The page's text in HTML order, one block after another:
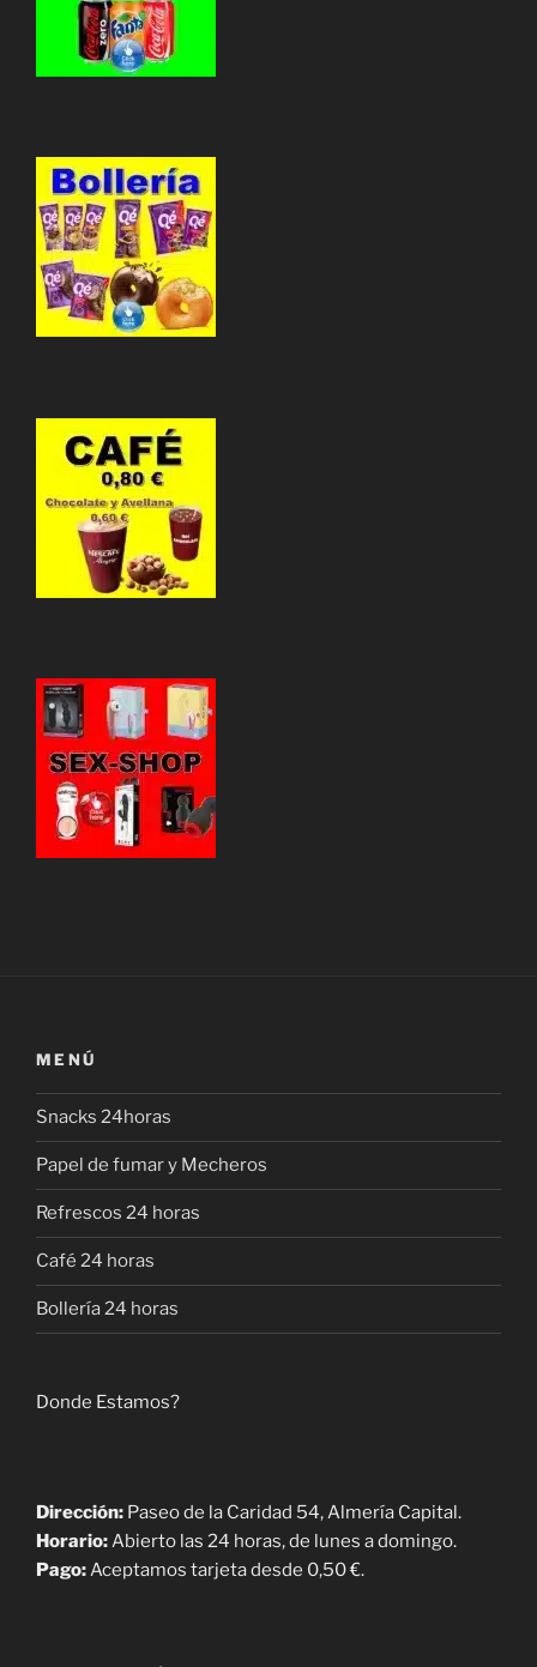
MENÚ
Snacks 24horas
Papel de fumar y Mecheros
Refrescos 24 horas
Café 24 horas
Bollería 24 horas
Donde Estamos?
Dirección: Paseo de la Caridad 54, Almería Capital.
Horario:Abierto las 24 horas, de lunes a domingo.
Pago:Aceptamos tarjeta desde 0,50 €.